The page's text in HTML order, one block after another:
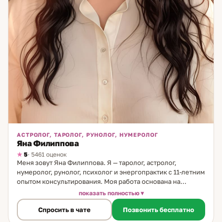
АСТРОЛОГ, ТАРОЛОГ, РУНОЛОГ, НУМЕРОЛОГ
Яна Филиппова
5· 5461 оценок
Меня зовут Яна Филиппова. Я — таролог, астролог,
нумеролог, рунолог, психолог и энергопрактик с 11-летним
опытом консультирования. Моя работа основана на
сочетании точных инструментов анализа и глубинного
понимания человеческой природы. Каждый расклад,
каждая натальная карта — это не просто прогноз, а путь к
осознанию закономерностей, которые формируют нашу
показать полностью
Спросить в чате Позвонить бесплатно